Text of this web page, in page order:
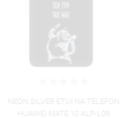
NEON SILVER ETUI NA TELEFON
HUAWEI MATE 10 ALP-L09